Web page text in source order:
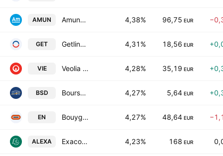
AMUN Amundi SA 4,38% 96,75 EUR
GET Getlink SE 4,31% 18,56 EUR
VIE Veolia Environnement SA 4,28% 35,19 EUR
BSD Bourse Direct SA 4,27% 5,64 EUR
EN Bouygues SA 4,27% 48,64 EUR
ALEXA Exacompta Clairefontaine SA 4,23% 168 EUR